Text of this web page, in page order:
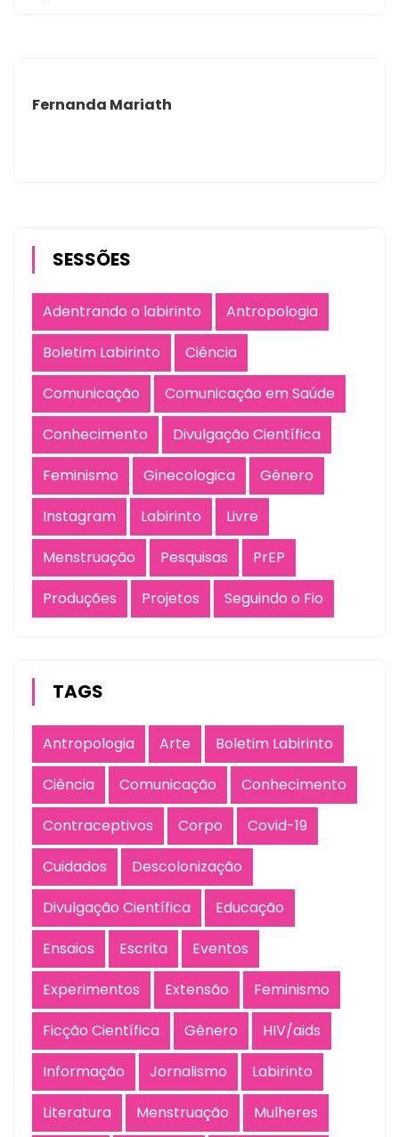
Fernanda Mariath
SESSÕES
Adentrando o labirinto
Antropologia
Boletim Labirinto
Ciência
Comunicação
Comunicação em Saúde
Conhecimento
Divulgação Científica
Feminismo
Ginecologica
Gênero
Instagram
Labirinto
Livre
Menstruação
Pesquisas
PrEP
Produções
Projetos Seguindo o Fio
TAGS
Antropologia Arte
Boletim Labirinto
Ciência
Comunicação
Conhecimento
Contraceptivos
Corpo
Covid-19
Cuidados
Descolonização
Divulgação Científica
Educação
Ensaios
Escrita
Eventos
Experimentos
Extensão
Feminismo
Ficção Científica
Gênero
HIV/aids
Informação
Jornalismo
Labirinto
Literatura
Menstruação
Mulheres